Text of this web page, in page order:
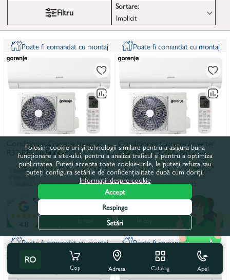
Filtru
Sortare:
Implicit
Poate fi comandat cu montaj
Condiționer Gorenje Inverter
R32 REA26 9000 BTU
Diapazonul temperaturilor de funcționare, încălzire, °C-20...+24
Putere, BTU 9000
Suprafata incaperii, m² 25
9 000 lei 5 250 lei
În coș
Poate fi comandat cu montaj
Condiționer Gorenje Inverter
R32 REA35 12000 BTU
Diapazonul temperaturilor de funcționare, încălzire, °C-20...+24
Putere, BTU 12000
Suprafata incaperii, m² 35
10 200 lei5 950 lei
În rate
Poate fi comandat cu montaj Poate fi comandat cu montaj
RO
Coș Adresa Catalog Apel
4.8
Folosim cookie-uri și tehnologii similare pentru a asigura buna
funcționare a site-ului, pentru a analiza traficul și pentru a optimiza
publicitatea. Puteți accepta toate cookie-urile, le puteți refuza sau
puteți configura setările de confidențialitate după cum doriți.
Informații despre cookie
Accept
Respinge
Setări